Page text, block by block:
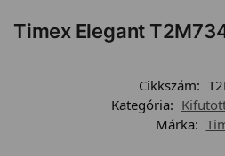
Timex Elegant
Cikkszám:
Kategória:
Márka: